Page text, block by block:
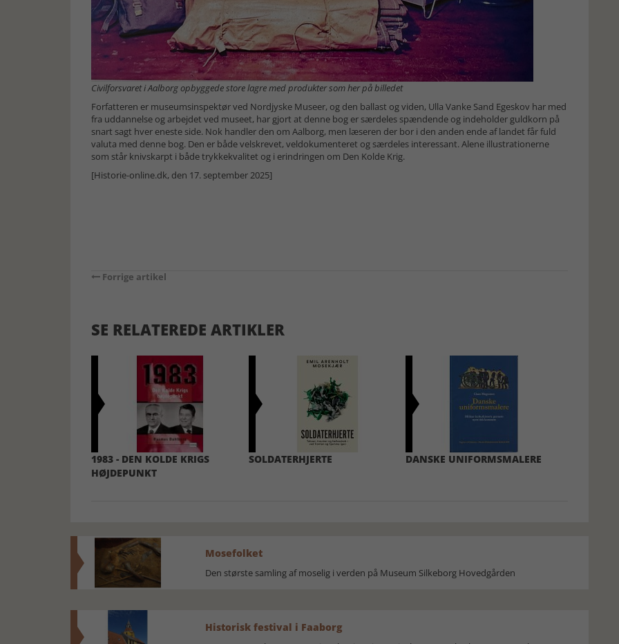
Civilforsvaret i Aalborg opbyggede store lagre med produkter som her på billedet
Forfatteren er museumsinspektør ved Nordjyske Museer, og den ballast og viden, Ulla Vanke Sand Egeskov har med
fra uddannelse og arbejdet ved museet, har gjort at denne bog er særdeles spændende og indeholder guldkorn på
snart sagt hver eneste side. Nok handler den om Aalborg, men læseren der bor i den anden ende af landet får fuld
valuta med denne bog. Den er både velskrevet, veldokumenteret og særdeles interessant. Alene illustrationerne
som står knivskarpt i både trykkekvalitet og i erindringen om Den Kolde Krig.
[Historie-online.dk, den 17. september 2025]
Forrige artikel
SE RELATEREDE ARTIKLER
1983 - DEN KOLDE KRIGS
HØJDEPUNKT
SOLDATERHJERTE DANSKE UNIFORMSMALERE
Mosefolket
Den største samling af moselig i verden på Museum Silkeborg Hovedgården
Historisk festival i Faaborg